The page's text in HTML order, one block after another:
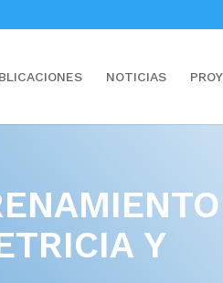
NOTICIAS
Y